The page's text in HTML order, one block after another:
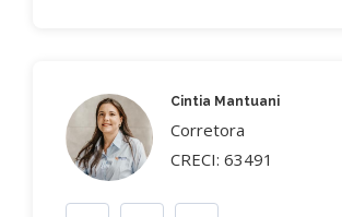
Cintia Mantuani
Corretora
CRECI: 63491